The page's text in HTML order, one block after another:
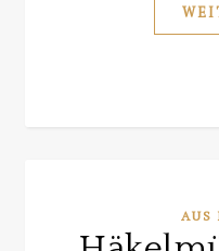
AUS